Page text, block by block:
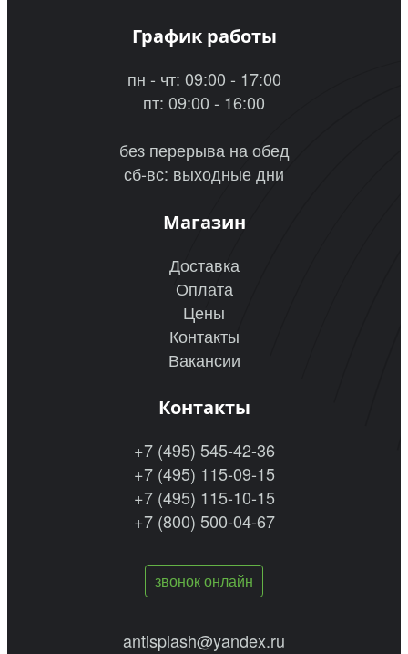
График работы
пн - чт: 09:00 - 17:00
пт: 09:00 - 16:00
без перерыва на обед
сб-вс: выходные дни
Магазин
Доставка
Оплата
Цены
Контакты
Вакансии
Контакты
+7 (495) 545-42-36
+7 (495) 115-09-15
+7 (495) 115-10-15
+7 (800) 500-04-67
звонок онлайн
antisplash@yandex.ru